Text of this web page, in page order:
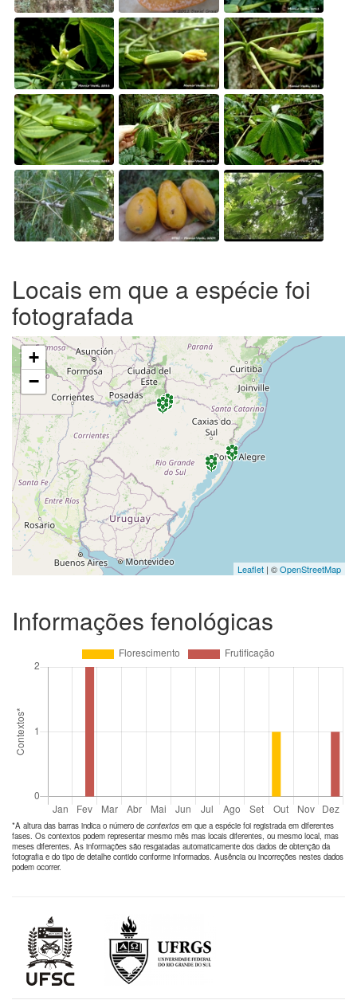
Locais em que a espécie foi
fotografada
+
−
Leaflet | ©OpenStreetMap
Informações fenológicas
*A altura das barras indica o número de contextos em que a espécie foi registrada em diferentes
fases. Os contextos podem representar mesmo mês mas locais diferentes, ou mesmo local, mas
meses diferentes. As informações são resgatadas automaticamente dos dados de obtenção da
fotografia e do tipo de detalhe contido conforme informados. Ausência ou incorreções nestes dados
podem ocorrer.